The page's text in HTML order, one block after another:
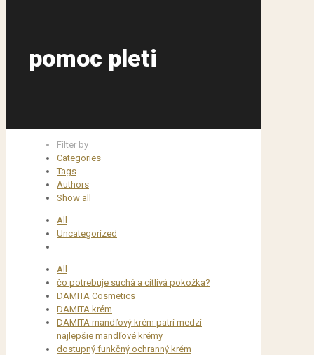
pomoc pleti
Filter by
Categories
Tags
Authors
Show all
All
Uncategorized
All
čo potrebuje suchá a citlivá pokožka?
DAMITA Cosmetics
DAMITA krém
DAMITA mandľový krém patrí medzi
najlepšie mandľové krémy
dostupný funkčný ochranný krém